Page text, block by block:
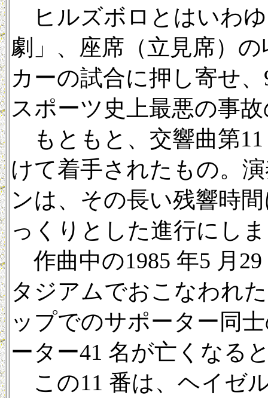
ヒルズボロとはいわゆ
劇」、座席（立見席）
カーの試合に押し寄せ
スポーツ史上最悪の事
もともと、交響曲第11
けて着手されたもの。
ンは、その長い残響時
っくりとした進行にし
作曲中の1985 年5 月
タジアムでおこなわれ
ップでのサポーター同
ーター41 名が亡くなる
この11 番は、ヘイゼ